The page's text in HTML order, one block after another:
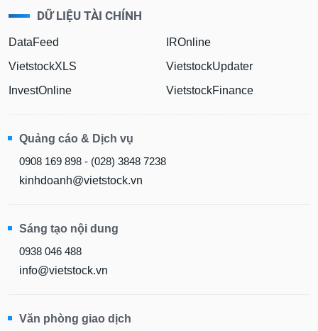
DỮ LIỆU TÀI CHÍNH
DataFeed
VietstockXLS
InvestOnline
IROnline
VietstockUpdater
VietstockFinance
Quảng cáo & Dịch vụ
0908 169 898 - (028) 3848 7238
kinhdoanh@vietstock.vn
Sáng tạo nội dung
0938 046 488
info@vietstock.vn
Văn phòng giao dịch